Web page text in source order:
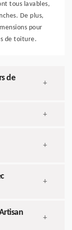
tous lavables,
De plus,
pour
de toiture.
de
+
+
+
+
+